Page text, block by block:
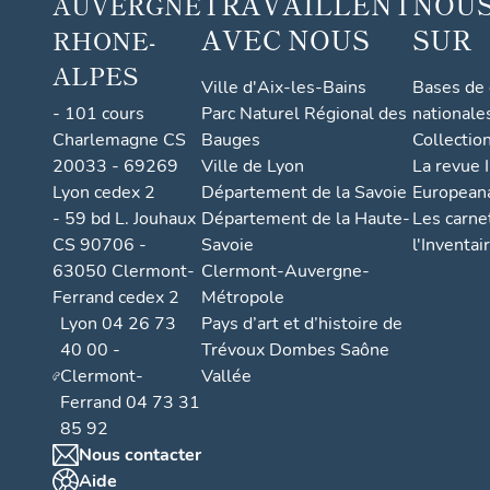
RHONE-
ALPES
- 101 cours
Charlemagne CS
20033 - 69269
Lyon cedex 2
- 59 bd L. Jouhaux
CS 90706 -
63050 Clermont-
Ferrand cedex 2
Lyon 04 26 73
40 00 -
Clermont-
Ferrand 04 73 31
85 92
Nous contacter
Aide
AVEC NOUS
Ville d'Aix-les-Bains
Parc Naturel Régional des
Bauges
Ville de Lyon
Département de la Savoie
Département de la Haute-
Savoie
Clermont-Auvergne-
Métropole
Pays d’art et d’histoire de
Trévoux Dombes Saône
Vallée
SUR
Bases
La revue
Les